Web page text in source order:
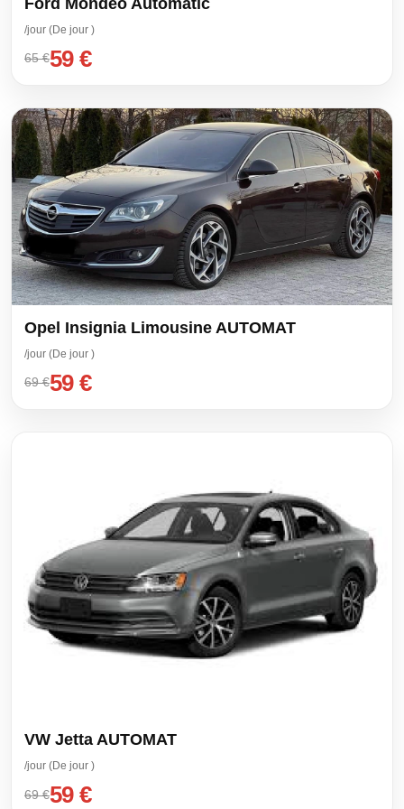
/jour (De jour )
65 €59 €
Opel Insignia Limousine AUTOMAT
/jour (De jour )
69 €59 €
VW Jetta AUTOMAT
/jour (De jour )
69 €59 €